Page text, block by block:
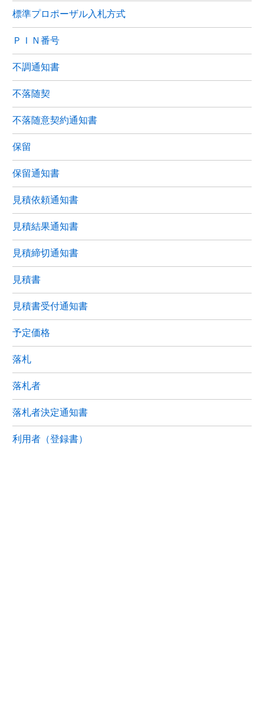
標準プロポーザル入札方式
ＰＩＮ番号
不調通知書
不落随契
不落随意契約通知書
保留
保留通知書
見積依頼通知書
見積結果通知書
見積締切通知書
見積書
見積書受付通知書
予定価格
落札
落札者
落札者決定通知書
利用者（登録書）